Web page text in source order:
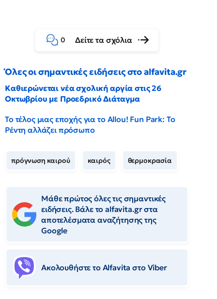
0 Δείτε τα σχόλια
Όλες οι σημαντικές ειδήσεις στο alfavita.gr
Καθιερώνεται νέα σχολική αργία στις 26
Οκτωβρίου με Προεδρικό Διάταγμα
Το τέλος μιας εποχής για το Allou! Fun Park: Το
Ρέντη αλλάζει πρόσωπο
πρόγνωση καιρού καιρός θερμοκρασία
Μάθε πρώτος όλες τις σημαντικές
ειδήσεις. Βάλε το alfavita.gr στα
αποτελέσματα αναζήτησης της
Google
Ακολουθήστε το Αlfavita στο Viber